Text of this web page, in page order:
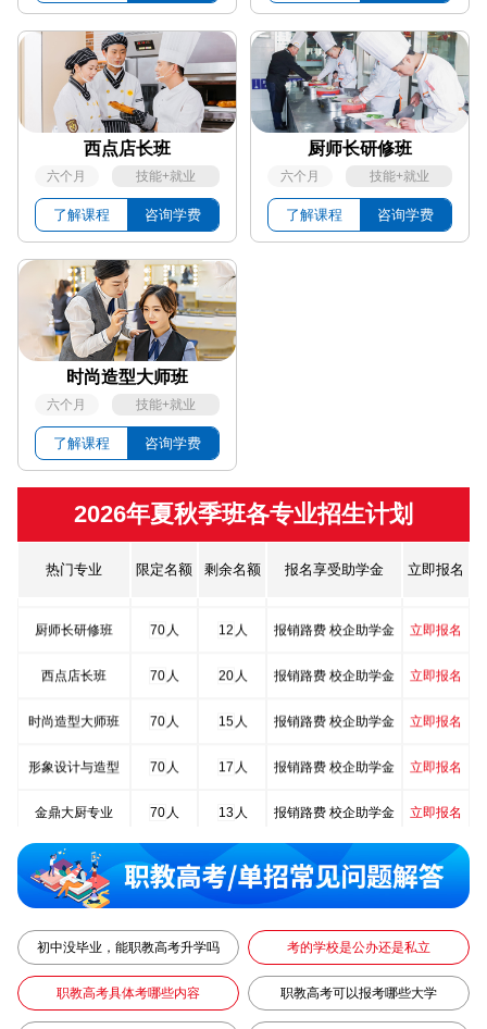
西点店长班
六个月 技能+就业
了解课程 咨询学费
厨师长研修班
六个月 技能+就业
了解课程 咨询学费
时尚造型大师班
六个月 技能+就业
了解课程 咨询学费
2026年夏秋季班各专业招生计划
热门专业 限定名额 剩余名额 报名享受助学金 立即报名
金鼎大厨专业 70人 13
菁英西点专业 70人 11人
厨师长研修班 70人 12人
时尚造型大师班 70人 15
形象设计与造型 70人 17人 报销路费 校企助学金 立即报名
70 人 13 报销路费 校企助学金 立即报名
菁英西点专业 70人 11人 报销路费 校企助学金 立即报名
厨师长研修班 70 人 12 人 报销路费 校企助学金 立即报名
西点店长班 70 人 20 人 报销路费 校企助学金 立即报名
时尚造型大师班 70 人 15 人 报销路费 校企助学金 立即报名
形象设计与造型 70 人 17 人 报销路费 校企助学金 立即报名
金鼎大厨专业 70 人 13 人 报销路费 校企助学金 立即报名
菁英西点专业 11人 报销路费 校企助学金 立即报名
厨师长研修班 12 报销路费 校企助学金
西点店长班 70人 20人 报销路费 校企助学金 立即报名
初中没毕业，能职教高考升学吗 考的学校是公办还是私立
职教高考具体考哪些内容 职教高考可以报考哪些大学